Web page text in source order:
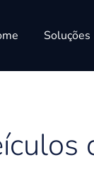
Soluções